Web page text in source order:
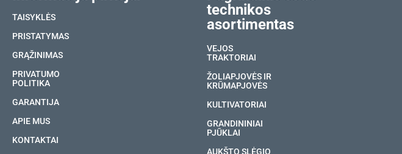
TAISYKLĖS
PRISTATYMAS
GRĄŽINIMAS
PRIVATUMO
POLITIKA
GARANTIJA
APIE MUS
KONTAKTAI
technikos
asortimentas
VEJOS
TRAKTORIAI
ŽOLIAPJOVĖS IR
KRŪMAPJOVĖS
KULTIVATORIAI
GRANDININIAI
PJŪKLAI